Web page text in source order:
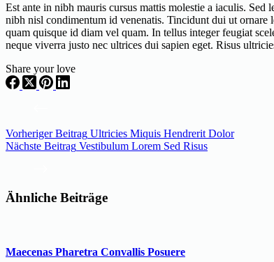
Est ante in nibh mauris cursus mattis molestie a iaculis. Sed
nibh nisl condimentum id venenatis. Tincidunt dui ut ornare
quam quisque id diam vel quam. In tellus integer feugiat
neque viverra justo nec ultrices dui sapien eget. Risus
Share your love
VorherigerBeitrag Ultricies Miquis Hendrerit Dolor
Nächste Beitrag Vestibulum Lorem Sed Risus
Ähnliche Beiträge
Maecenas Pharetra Convallis Posuere